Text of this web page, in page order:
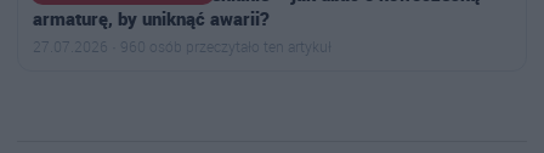
armaturę, by uniknąć awarii?
27.07.2026 · 960 osób przeczytało ten artykuł